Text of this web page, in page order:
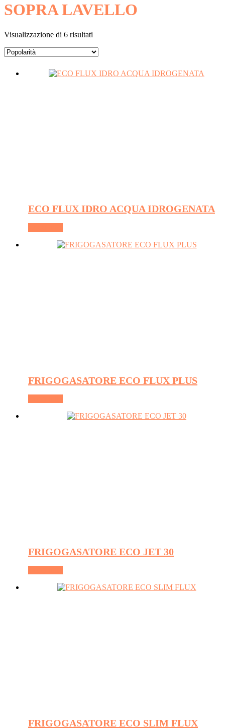
SOPRA LAVELLO
Visualizzazione di 6 risultati
ECO FLUX IDRO ACQUA IDROGENATA
FRIGOGASATORE ECO FLUX PLUS
FRIGOGASATORE ECO JET 30
FRIGOGASATORE ECO SLIM FLUX